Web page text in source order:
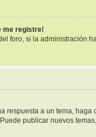
me registre!
foro, si la
respuesta a un tema,
publicar nuevos